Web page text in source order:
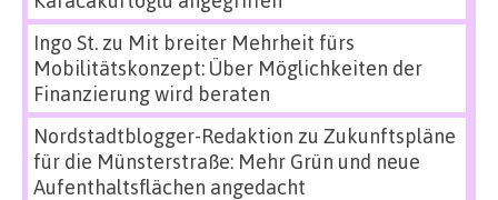
Ingo St.zu Mit breiter Mehrheit fürs
Mobilitätskonzept: Über Möglichkeiten der
Finanzierung wird beraten
Nordstadtblogger-Redaktion zu Zukunftspläne
für die Münsterstraße: Mehr Grün und neue
Aufenthaltsflächen angedacht